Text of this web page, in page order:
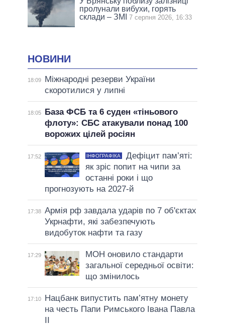
пролунали вибухи, горять
склади – ЗМІ
7 серпня 2026, 16:33
НОВИНИ
18:09
Міжнародні резерви України
скоротилися у липні
18:05
База ФСБ та 6 суден «тіньового
флоту»: СБС атакували понад 100
ворожих цілей росіян
17:52 ІНФОГРАФІКА
Дефіцит пам’яті:
як зріс попит на чипи за
останні роки і що
прогнозують на 2027-й
17:38 Армія рф завдала ударів по 7 об'єктах
Укрнафти, які забезпечують
видобуток нафти та газу
17:29
МОН оновило стандарти
загальної середньої освіти:
що змінилось
17:10
Нацбанк випустить пам’ятну монету
на честь Папи Римського Івана Павла
II